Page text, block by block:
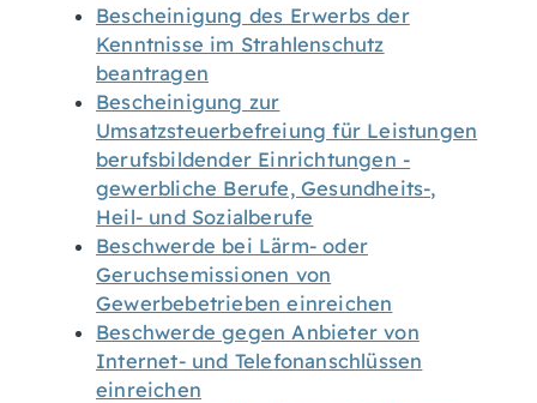
Bescheinigung des Erwerbs der
Kenntnisse im Strahlenschutz
beantragen
Bescheinigung zur
Umsatzsteuerbefreiung für Leistungen
berufsbildender Einrichtungen -
gewerbliche Berufe, Gesundheits-,
Heil- und Sozialberufe
Beschwerde bei Lärm- oder
Geruchsemissionen von
Gewerbebetrieben einreichen
Beschwerde gegen Anbieter von
Internet- und Telefonanschlüssen
einreichen